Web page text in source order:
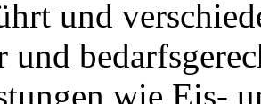
und
und
wie Eis-